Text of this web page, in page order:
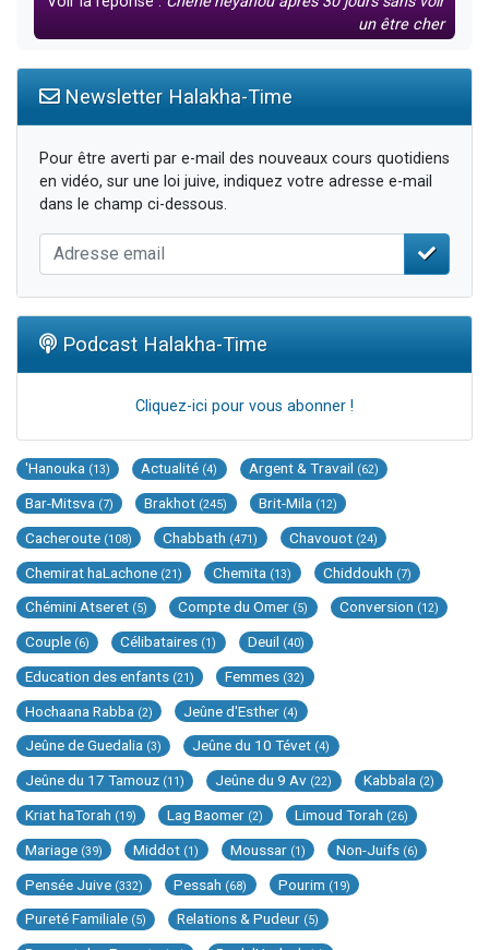
un être cher
Newsletter Halakha-Time
Pour être averti par e-mail des nouveaux cours quotidiens
en vidéo, sur une loi juive, indiquez votre adresse e-mail
dans le champ ci-dessous.
Podcast Halakha-Time
Cliquez-ici pour vous abonner !
'Hanouka (13) Actualité (4) Argent & Travail (62)
Bar-Mitsva (7) Brakhot (245) Brit-Mila (12)
Cacheroute (108) Chabbath (471) Chavouot (24)
Chemirat haLachone (21) Chemita (13) Chiddoukh (7)
Chémini Atseret (5) Compte du Omer (5) Conversion (12)
Couple (6) Célibataires (1) Deuil (40)
Education des enfants (21) Femmes (32)
Hochaana Rabba (2) Jeûne d'Esther (4)
Jeûne de Guedalia (3) Jeûne du 10 Tévet (4)
Jeûne du 17 Tamouz (11) Jeûne du 9 Av (22) Kabbala (2)
Kriat haTorah (19) Lag Baomer (2) Limoud Torah (26)
Mariage (39) Middot (1) Moussar (1) Non-Juifs (6)
Pensée Juive (332) Pessah (68) Pourim (19)
Pureté Familiale (5) Relations & Pudeur (5)